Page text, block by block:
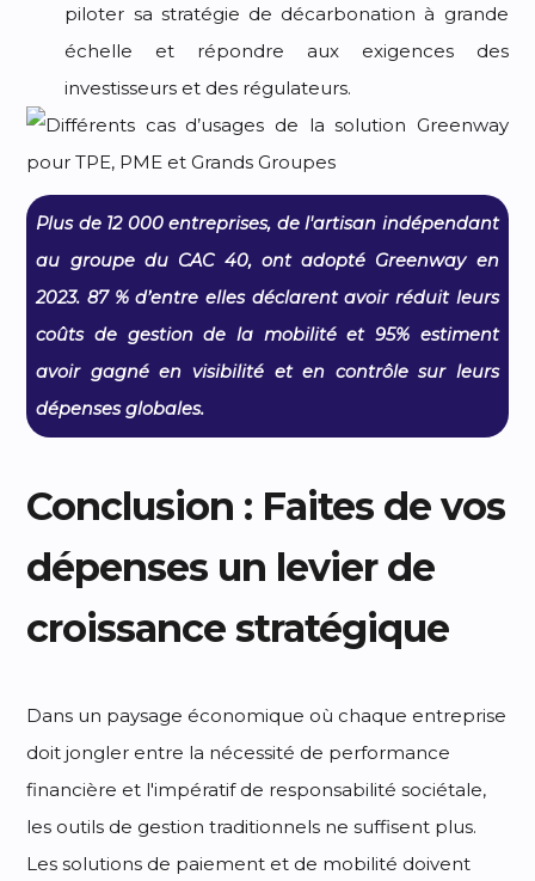
piloter sa stratégie de décarbonation à grande
échelle et répondre aux exigences des
investisseurs et des régulateurs.
Plus de 12 000 entreprises, de l'artisan indépendant
au groupe du CAC 40, ont adopté Greenway en
2023. 87 % d’entre elles déclarent avoir réduit leurs
coûts de gestion de la mobilité et 95% estiment
avoir gagné en visibilité et en contrôle sur leurs
dépenses globales.
Conclusion : Faites de vos
dépenses un levier de
croissance stratégique
Dans un paysage économique où chaque entreprise
doit jongler entre la nécessité de performance
financière et l'impératif de responsabilité sociétale,
les outils de gestion traditionnels ne suffisent plus.
Les solutions de paiement et de mobilité doivent